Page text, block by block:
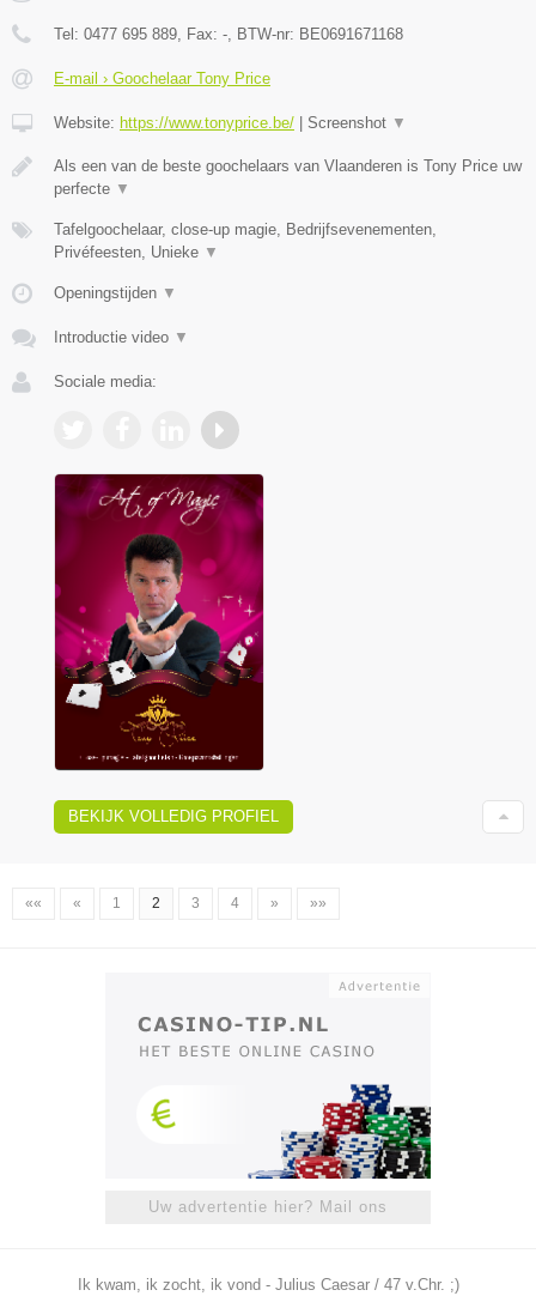
Tel: 0477 695 889 , Fax: - , BTW-nr: BE0691671168
E-mail › Goochelaar Tony Price
Website: https://www.tonyprice.be/ Screenshot ▼
Als een van de beste goochelaars van Vlaanderen is Tony Price uw
perfecte ▼
Tafelgoochelaar, close-up magie, Bedrijfsevenementen,
Privéfeesten, Unieke ▼
Openingstijden ▼
Introductie video ▼
Sociale media:
BEKIJK VOLLEDIG PROFIEL
«« « 1 2 3 4 » »»
Uw advertentie hier? Mail ons
Ik kwam, ik zocht, ik vond - Julius Caesar / 47 v.Chr. ;)